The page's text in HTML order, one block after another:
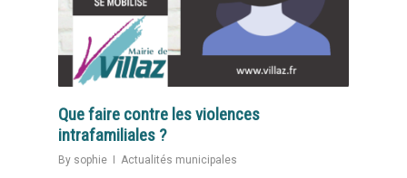
Que faire contre les violences
intrafamiliales ?
By sophie Actualités municipales